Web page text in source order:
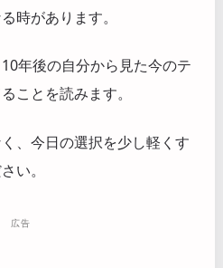
時があります。
年後の自分から見た今のテ
ことを読みます。
、今日の選択を少し軽くす
い。
広告